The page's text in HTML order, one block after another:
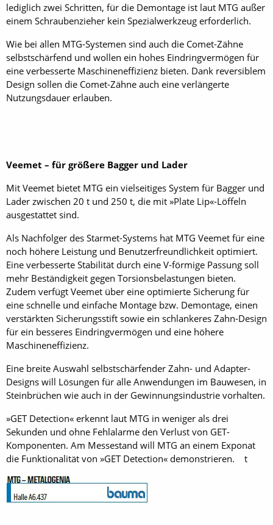
lediglich zwei Schritten, für die Demontage ist laut MTG außer
einem Schraubenzieher kein Spezialwerkzeug erforderlich.
Wie bei allen MTG-Systemen sind auch die Comet-Zähne
selbstschärfend und wollen ein hohes Eindringvermögen für
eine verbesserte Maschineneffizienz bieten. Dank reversiblem
Design sollen die Comet-Zähne auch eine verlängerte
Nutzungsdauer erlauben.
Veemet – für größere Bagger und Lader
Mit Veemet bietet MTG ein vielseitiges System für Bagger und
Lader zwischen 20 t und 250 t, die mit »Plate Lip«-Löffeln
ausgestattet sind.
Als Nachfolger des Starmet-Systems hat MTG Veemet für eine
noch höhere Leistung und Benutzerfreundlichkeit optimiert.
Eine verbesserte Stabilität durch eine V-förmige Passung soll
mehr Beständigkeit gegen Torsionsbelastungen bieten.
Zudem verfügt Veemet über eine optimierte Sicherung für
eine schnelle und einfache Montage bzw. Demontage, einen
verstärkten Sicherungsstift sowie ein schlankeres Zahn-Design
für ein besseres Eindringvermögen und eine höhere
Maschineneffizienz.
Eine breite Auswahl selbstschärfender Zahn- und Adapter-
Designs will Lösungen für alle Anwendungen im Bauwesen, in
Steinbrüchen wie auch in der Gewinnungsindustrie vorhalten.
»GET Detection« erkennt laut MTG in weniger als drei
Sekunden und ohne Fehlalarme den Verlust von GET-
Komponenten. Am Messestand will MTG an einem Exponat
die Funktionalität von »GET Detection« demonstrieren. t